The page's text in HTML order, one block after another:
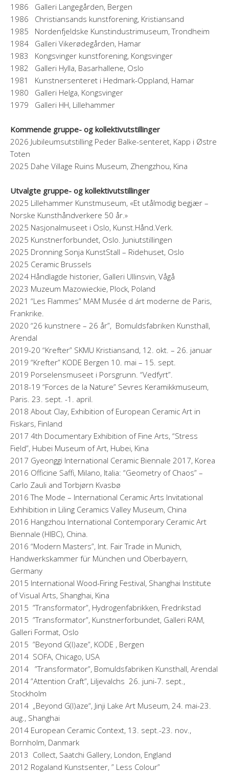
1986 Galleri Langegården, Bergen
1986 Christiansands kunstforening, Kristiansand
1985 Nordenfjeldske Kunstindustrimuseum, Trondheim
1984 Galleri Vikerødegården, Hamar
1983 Kongsvinger kunstforening, Kongsvinger
1982 Galleri Hylla, Basarhallene, Oslo
1981 Kunstnersenteret i Hedmark-Oppland, Hamar
1980 Galleri Helga, Kongsvinger
1979 Galleri HH, Lillehammer
Kommende gruppe- og kollektivutstillinger
2026 Jubileumsutstilling Peder Balke-senteret, Kapp i Østre
Toten
2025 Dahe Village Ruins Museum, Zhengzhou, Kina
Utvalgte gruppe- og kollektivutstillinger
2025 Lillehammer Kunstmuseum, «Et utålmodig begjær –
Norske Kunsthåndverkere 50 år.»
2025 Nasjonalmuseet i Oslo, Kunst.Hånd.Verk.
2025 Kunstnerforbundet, Oslo. Juniutstillingen
2025 Dronning Sonja KunstStall – Ridehuset, Oslo
2025 Ceramic Brussels
2024 Håndlagde historier, Galleri Ullinsvin, Vågå
2023 Muzeum Mazowieckie, Plock, Poland
2021 “Les Flammes” MAM Musée d árt moderne de Paris,
Frankrike.
2020 “26 kunstnere – 26 år”, Bomuldsfabriken Kunsthall,
Arendal
2019-20 “Krefter” SKMU Kristiansand, 12. okt. – 26. januar
2019 “Krefter” KODE Bergen 10. mai – 15. sept.
2019 Porselensmuseet i Porsgrunn. “Vedfyrt”.
2018-19 “Forces de la Nature” Sevres Keramikkmuseum,
Paris. 23. sept. -1. april.
2018 About Clay, Exhibition of European Ceramic Art in
Fiskars, Finland
2017 4th Documentary Exhibition of Fine Arts, “Stress
Field”, Hubei Museum of Art, Hubei, Kina
2017 Gyeonggi International Ceramic Biennale 2017, Korea
2016 Officine Saffi, Milano, Italia: “Geometry of Chaos” –
Carlo Zauli and Torbjørn Kvasbø
2016 The Mode – International Ceramic Arts Invitational
Exhhibition in Liling Ceramics Valley Museum, China
2016 Hangzhou International Contemporary Ceramic Art
Biennale (HIBC), China.
2016 “Modern Masters”, Int. Fair Trade in Munich,
Handwerkskammer für München und Oberbayern,
Germany
2015 International Wood-Firing Festival, Shanghai Institute
of Visual Arts, Shanghai, Kina
2015 ”Transformator”, Hydrogenfabrikken, Fredrikstad
2015 ”Transformator”, Kunstnerforbundet, Galleri RAM,
Galleri Format, Oslo
2015 ”Beyond G(l)aze”, KODE , Bergen
2014 SOFA, Chicago, USA
2014 ”Transformator”, Bomuldsfabriken Kunsthall, Arendal
2014 ”Attention Craft”, Liljevalchs 26. juni-7. sept.,
Stockholm
2014 „Beyond G(l)aze“, Jinji Lake Art Museum, 24. mai-23.
aug., Shanghai
2014 European Ceramic Context, 13. sept.-23. nov.,
Bornholm, Danmark
2013 Collect, Saatchi Gallery, London, England
2012 Rogaland Kunstsenter, ” Less Colour”